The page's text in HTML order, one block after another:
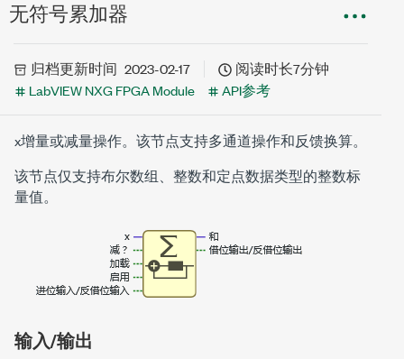
无符号累加器
归档更新时间 2023-02-17
阅读时长7分钟
LabVIEW NXG FPGA Module
API参考
x增量或减量操作。该节点支持多通道操作和反馈换算。
该节点仅支持布尔数组、整数和定点数据类型的整数标
量值。
输入/输出